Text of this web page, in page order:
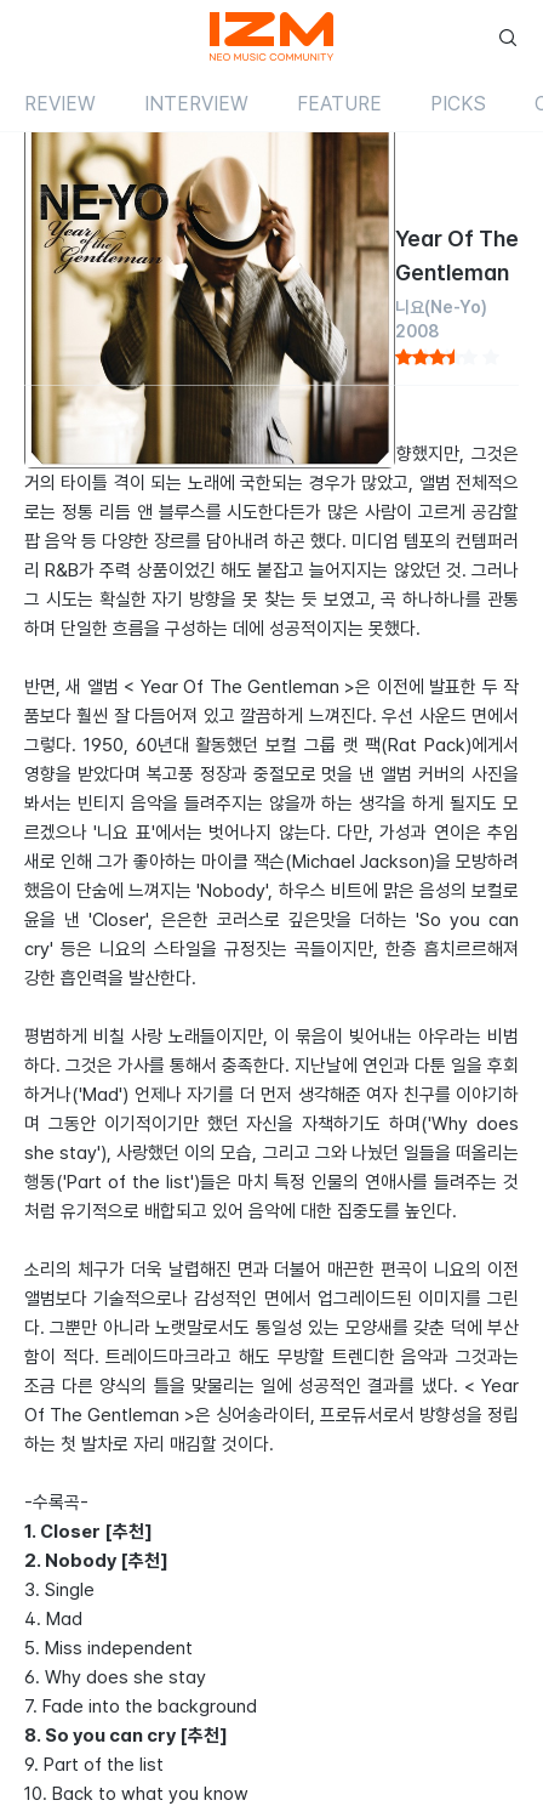
REVIEW INTERVIEW FEATURE PICKS
Review 앨범 해외
Year Of The
Gentleman
니요(Ne-Yo)
2008
by 한동윤 2008.09.01
니요(Ne-Yo)는 항상 세련된 메인스트림 음악을 지향했지만, 그것은
거의 타이틀 격이 되는 노래에 국한되는 경우가 많았고, 앨범 전체적으
로는 정통 리듬 앤 블루스를 시도한다든가 많은 사람이 고르게 공감할
팝 음악 등 다양한 장르를 담아내려 하곤 했다. 미디엄 템포의 컨템퍼러
리 R&B가 주력 상품이었긴 해도 붙잡고 늘어지지는 않았던 것. 그러나
그 시도는 확실한 자기 방향을 못 찾는 듯 보였고, 곡 하나하나를 관통
하며 단일한 흐름을 구성하는 데에 성공적이지는 못했다.
반면, 새 앨범 < Year Of The Gentleman >은 이전에 발표한 두 작
품보다 훨씬 잘 다듬어져 있고 깔끔하게 느껴진다. 우선 사운드 면에서
그렇다. 1950, 60년대 활동했던 보컬 그룹 랫 팩(Rat Pack)에게서
영향을 받았다며 복고풍 정장과 중절모로 멋을 낸 앨범 커버의 사진을
봐서는 빈티지 음악을 들려주지는 않을까 하는 생각을 하게 될지도 모
르겠으나 '니요 표'에서는 벗어나지 않는다. 다만, 가성과 연이은 추임
새로 인해 그가 좋아하는 마이클 잭슨(Michael Jackson)을 모방하려
했음이 단숨에 느껴지는 'Nobody', 하우스 비트에 맑은 음성의 보컬로
윤을 낸 'Closer', 은은한 코러스로 깊은맛을 더하는 'So you can
cry' 등은 니요의 스타일을 규정짓는 곡들이지만, 한층 흠치르르해져
강한 흡인력을 발산한다.
평범하게 비칠 사랑 노래들이지만, 이 묶음이 빚어내는 아우라는 비범
하다. 그것은 가사를 통해서 충족한다. 지난날에 연인과 다툰 일을 후회
하거나('Mad') 언제나 자기를 더 먼저 생각해준 여자 친구를 이야기하
며 그동안 이기적이기만 했던 자신을 자책하기도 하며('Why does
she stay'), 사랑했던 이의 모습, 그리고 그와 나눴던 일들을 떠올리는
행동('Part of the list')들은 마치 특정 인물의 연애사를 들려주는 것
처럼 유기적으로 배합되고 있어 음악에 대한 집중도를 높인다.
소리의 체구가 더욱 날렵해진 면과 더불어 매끈한 편곡이 니요의 이전
앨범보다 기술적으로나 감성적인 면에서 업그레이드된 이미지를 그린
다. 그뿐만 아니라 노랫말로서도 통일성 있는 모양새를 갖춘 덕에 부산
함이 적다. 트레이드마크라고 해도 무방할 트렌디한 음악과 그것과는
조금 다른 양식의 틀을 맞물리는 일에 성공적인 결과를 냈다. < Year
Of The Gentleman >은 싱어송라이터, 프로듀서로서 방향성을 정립
하는 첫 발차로 자리 매김할 것이다.
-수록곡-
1. Closer [추천]
2. Nobody [추천]
3. Single
4. Mad
5. Miss independent
6. Why does she stay
7. Fade into the background
8. So you can cry [추천]
9. Part of the list
10. Back to what you know